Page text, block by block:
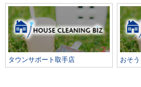
タウンサポート取手店 おそ